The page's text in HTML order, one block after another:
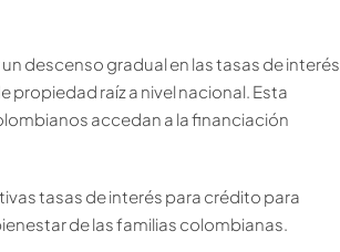
descenso gradual en las tasas de interés
raíz a nivel nacional. Esta
accedan a la financiación
tasas de interés para crédito para
de las familias colombianas.